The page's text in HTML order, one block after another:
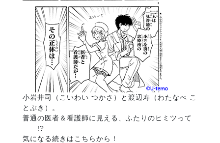
小岩井司（こいわい つかさ）と渡辺寿（わたなべ こ
とぶき）。
普通の医者＆看護師に見える、ふたりのヒミツって
――!?
気になる続きはこちらから！